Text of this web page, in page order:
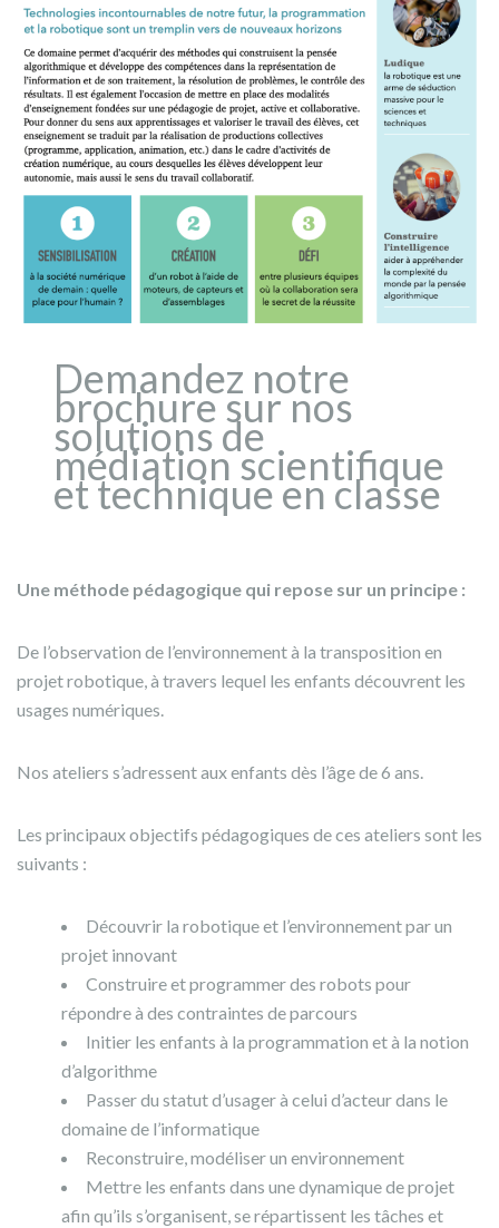
Demandez notre
brochure sur nos
solutions de
médiation scientifique
et technique en classe
Une méthode pédagogique qui repose sur un principe :
De l’observation de l’environnement à la transposition en
projet robotique, à travers lequel les enfants découvrent les
usages numériques.
Nos ateliers s’adressent aux enfants dès l’âge de 6 ans.
Les principaux objectifs pédagogiques de ces ateliers sont les
suivants :
Découvrir la robotique et l’environnement par un
projet innovant
Construire et programmer des robots pour
répondre à des contraintes de parcours
Initier les enfants à la programmation et à la notion
d’algorithme
Passer du statut d’usager à celui d’acteur dans le
domaine de l’informatique
Reconstruire, modéliser un environnement
Mettre les enfants dans une dynamique de projet
afin qu’ils s’organisent, se répartissent les tâches et